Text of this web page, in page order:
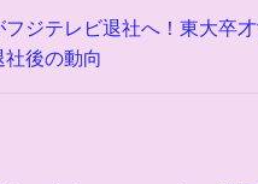
ジテレビ退社へ！東大卒
後の動向